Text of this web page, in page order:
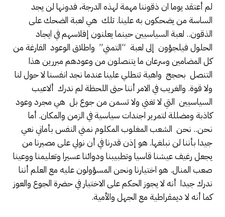
لم أعتقد يوما ان ذقوننا مهمة لهذه الدرجة، فدونها لن يجد
الساسة من يضحكون به علينا. تلك هي لعبة الضحك على
الذقون.. لعبة السياسيين حينما يعلنون إفلاسهم في ايجاد
الحلول فيلجؤون إلى لعبة “التمني” واطلاق الوعود الفارغة من
كل المضامين وسرعان ما يتنصلون من وعودهم مبررين هذا
التنصل بحجج واهية تنطلي علينا عندما نجد انفسنا لا حول لنا
ولا قوة. والغريب في الامر أننا حتى اللحظة لم ندرك ألاعيب
السياسيين التي لا تغني ولا تسمن من جوع بل هي مجرد وعود
كاذبة ومضللة لتمرير اجندات سياسية في الزمن والمكان. أما
نحن.. نحن الشعب المغلوب المكلوم نمني النفس بأماني نعي
جيدا بأننا لن نبلغها. هو إذن قدرنا في أن نولي على مصيرنا من
يجعل رغيف عيشنا قاسيا وتطبيبنا ودوائنا عسيرا وتعليمنا ووعينا
صعب المنال. هو اختيارنا ونحن المسؤولون عليه مع العلم أننا
ندرك جيدا أنه لا يجوز الحكم على الاختيار في حضرة الجوع والعوز
كما أنه لا ديمقراطية مع الجهل والأمية.